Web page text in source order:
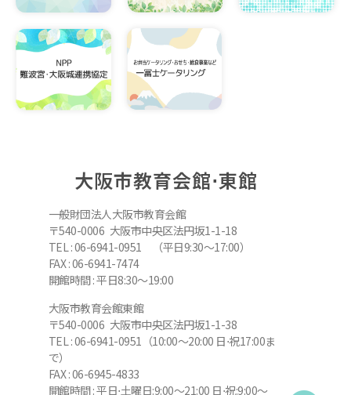
大阪市教育会館⋅東館
一般財団法人大阪市教育会館
〒540-0006 大阪市中央区法円坂1-1-18
TEL : 06-6941-0951 （平日9:30～17:00）
FAX : 06-6941-7474
開館時間 : 平日8:30～19:00
大阪市教育会館東館
〒540-0006 大阪市中央区法円坂1-1-38
TEL : 06-6941-0951（10:00～20:00 日⋅祝17:00ま
で）
FAX : 06-6945-4833
開館時間 : 平日⋅土曜日:9:00～21:00 日⋅祝:9:00～